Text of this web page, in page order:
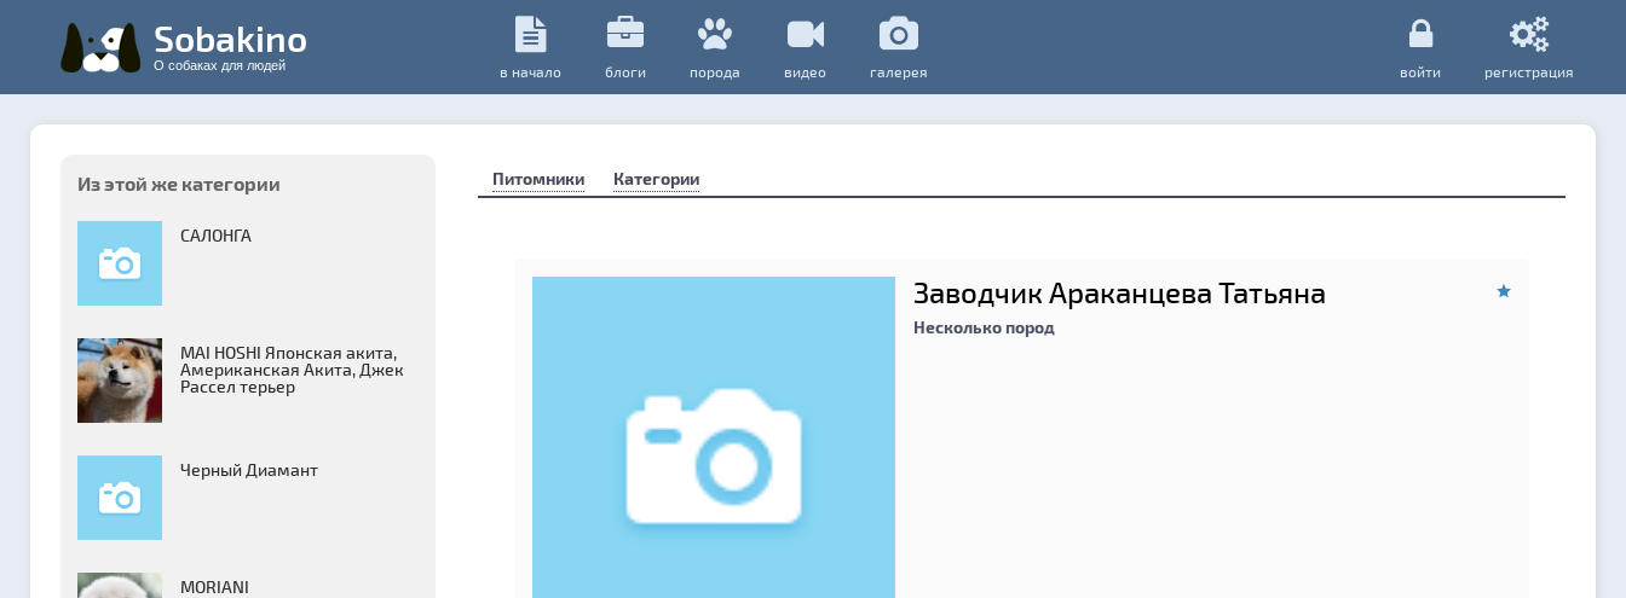
Sobakino
О собаках для людей в начало блоги порода видео галерея войти регистрация
Из этой же категории
САЛОНГА
MAI HOSHI Японская акита,
Американская Акита, Джек
Рассел терьер
Черный Диамант
MORIANI
Питомники Категории
Заводчик Араканцева Татьяна
Несколько пород